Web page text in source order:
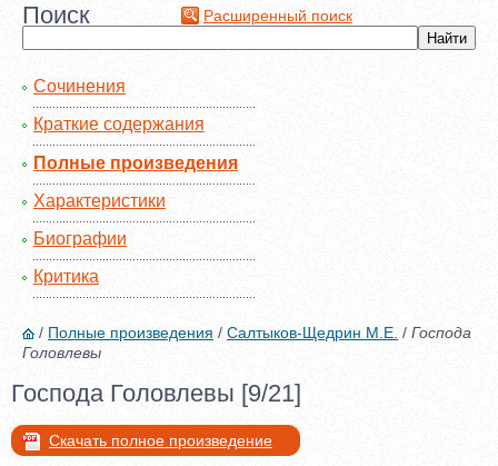
Поиск Расширенный поиск
Сочинения
Краткие содержания
Полные произведения
Характеристики
Биографии
Критика
/ Полные произведения / Салтыков-Щедрин М.Е. / Господа
Головлевы
Господа Головлевы [9/21]
Скачать полное произведение